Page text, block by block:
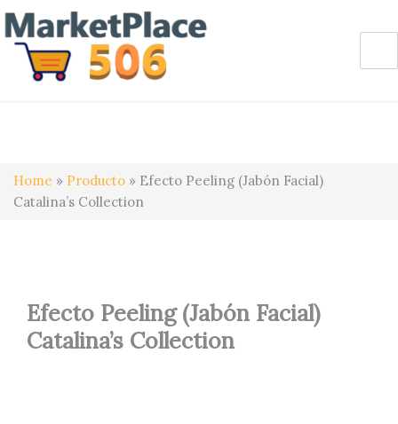
Home » Producto » Efecto Peeling (Jabón Facial)
Catalina’s Collection
Efecto Peeling (Jabón Facial)
Catalina’s Collection